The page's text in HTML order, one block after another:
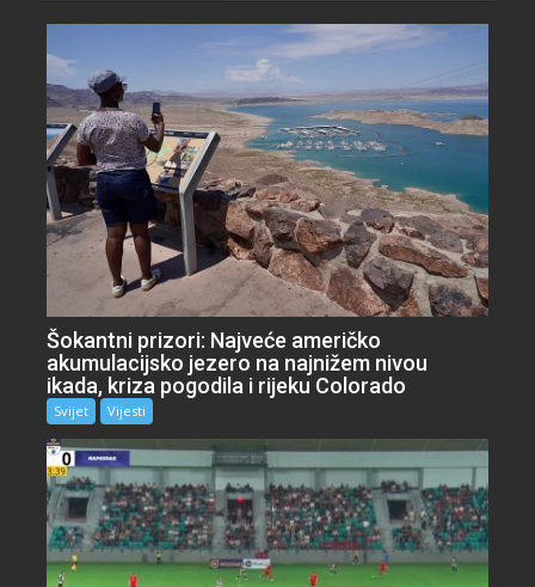
Šokantni prizori: Najveće američko
akumulacijsko jezero na najnižem nivou
ikada, kriza pogodila i rijeku Colorado
Svijet Vijesti